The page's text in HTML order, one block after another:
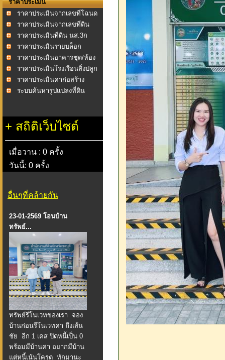
ราคาประเมิน
ราคาประเมินจากเลขที่โฉนด
ราคาประเมินจากเลขที่ดิน
ราคาประเมินที่ดิน นส.3ก
ราคาประเมินรายบล็อก
ราคาประเมินอาคารชุด/ห้อง
ชุด
ราคาประเมินโรงเรือนสิ่งปลูก
สร้าง ราคาประเมินค่าก่อสร้าง
อาคาร พ.ศ.2558
ระบบค้นหารูปแปลงที่ดิน
+ สถิติเว็บไซต์
เมื่อวาน : 0 ครั้ง
วันนี้: 0 ครั้ง
อื่นๆที่คล้ายกัน
23-01-2569 โอนบ้าน
ทรัพย์...
ทรัพย์รีโนเวทของเรา จอง
บ้านก่อนรีโนเวทค่า ถึงเส้น
ชัย อีก 1 เคส ปิดหนี้เป็น 0
พร้อมมีบ้านค่า อยากมีบ้าน
แต่หนี้เน้นโครต ทักมานะ